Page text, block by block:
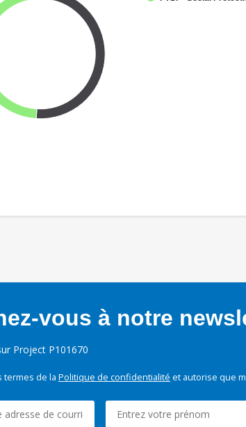
vous à notre
Project P101670
termes de la Politique de confidentialité et autorise que